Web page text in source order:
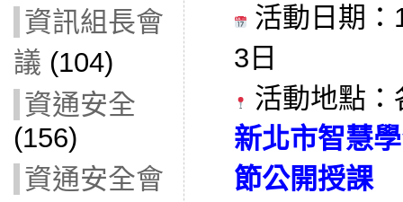
資訊組長會
議 (104)
資通安全
(156)
資通安全會
活動日期：
3日
活動地點
新北市智慧
節公開授課